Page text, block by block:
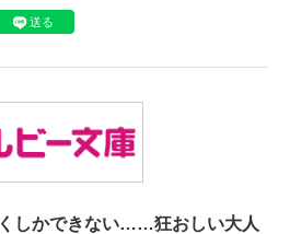
送る
しかできない……狂おしい大人